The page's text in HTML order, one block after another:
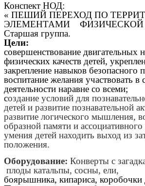
Конспект НОД:
« ПЕШИЙ ПЕРЕХОД ПО
ЭЛЕМЕНТАМИ ФИЗИЧЕСКОЙ
Старшая группа.
Цели:
совершенствование двигательных
физических качеств детей,
закрепление навыков безопасного
воспитание желания участвовать в
деятельности наравне со всеми;
создание условий для
детей и развитие познавательной
развитие логического мышления,
образной памяти и
умения детей находить выход из
положения.
Оборудование: Конверты с
плоды катальпы, сосны, ели,
боярышника, кипариса, коробочки